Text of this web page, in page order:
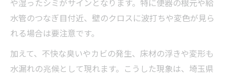
イント
水が止まらないチェーン異常とトイレ水漏れの
トイレ水漏れに直結するチェーン異常の兆
や湿ったシミがサインとなります。特に便器の根元や給
水管のつなぎ目付近、壁のクロスに波打ちや変色が見ら
れる場合は要注意です。
加えて、不快な臭いやカビの発生、床材の浮きや変形も
水漏れの兆候として現れます。こうした現象は、埼玉県